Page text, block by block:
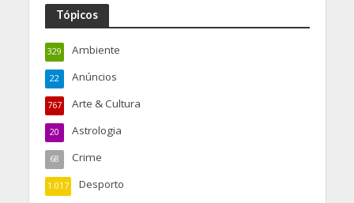
Tópicos
Ambiente
329
Anúncios
22
Arte & Cultura
767
Astrologia
20
Crime
68
Desporto
1.017